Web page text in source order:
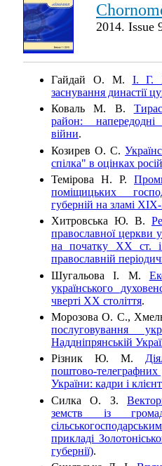
2014. Issue
Гайдай О. М. І. Г.
заснування династії
Коваль М. В.
район:
війни.
Козирев О. С.
спілка" в оцінках
Темiрова Н. Р.
поміщицьких
губерній на зламі
Хитровська Ю. В.
православної церкви
на початку ХХ ст. і
православній
Шугальова І. М.
українського
чверті ХХ століття.
Морозова О. С.,
послуговування
Наддніпрянській
Різник Ю. М.
поштово-телеграфних
України: кадри і
Силка О. З.
земств із
прикладі
губернії).